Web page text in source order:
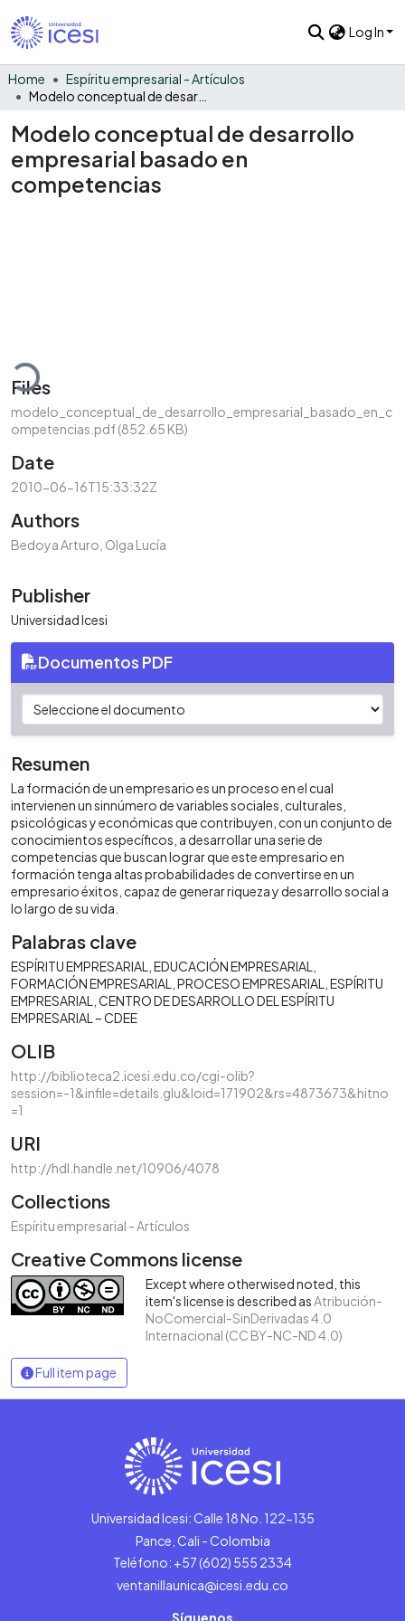
Log In
Home
Espíritu empresarial - Artículos
Modelo conceptual de desarrollo
empresarial basado en
competencias
Files
modelo_conceptual_de_desarrollo_empresarial_basado_en_c
ompetencias.pdf(852.65 KB)
Date
2010-06-16T15:33:32Z
Authors
Bedoya Arturo, Olga Lucía
Publisher
Universidad Icesi
Documentos PDF
Resumen
La formación de un empresario es un proceso en el cual
intervienen un sinnúmero de variables sociales, culturales,
psicológicas y económicas que contribuyen, con un conjunto de
conocimientos específicos, a desarrollar una serie de
competencias que buscan lograr que este empresario en
formación tenga altas probabilidades de convertirse en un
empresario éxitos, capaz de generar riqueza y desarrollo social a
lo largo de su vida.
Palabras clave
ESPÍRITU EMPRESARIAL
EDUCACIÓN EMPRESARIAL
FORMACIÓN EMPRESARIAL
PROCESO EMPRESARIAL
ESPÍRITU
EMPRESARIAL
CENTRO DE DESARROLLO DEL ESPÍRITU
EMPRESARIAL – CDEE
OLIB
http://biblioteca2.icesi.edu.co/cgi-olib?
session=-1&infile=details.glu&loid=171902&rs=4873673&hitno
=1
URI
http://hdl.handle.net/10906/4078
Collections
Espíritu empresarial - Artículos
Creative Commons license
Except where otherwised noted, this
item's license is described asAtribución-
NoComercial-SinDerivadas 4.0
Internacional (CC BY-NC-ND 4.0)
Full item page
Universidad Icesi: Calle 18 No. 122-135
Pance, Cali - Colombia
Teléfono: +57 (602) 555 2334
ventanillaunica@icesi.edu.co
Síguenos